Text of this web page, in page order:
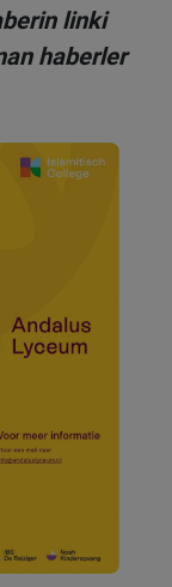
linki
haberler